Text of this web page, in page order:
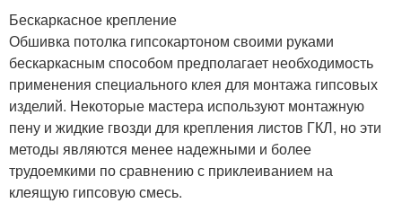
Бескаркасное крепление
Обшивка потолка гипсокартоном своими руками
бескаркасным способом предполагает необходимость
применения специального клея для монтажа гипсовых
изделий. Некоторые мастера используют монтажную
пену и жидкие гвозди для крепления листов ГКЛ, но эти
методы являются менее надежными и более
трудоемкими по сравнению с приклеиванием на
клеящую гипсовую смесь.